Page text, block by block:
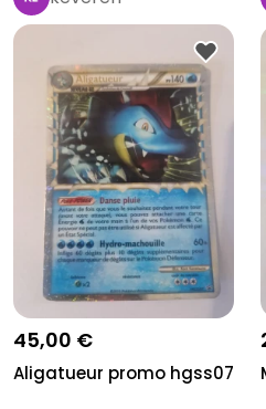
45,00 €
Aligatueur promo hgss07